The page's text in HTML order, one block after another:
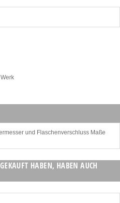
und Flaschenverschluss Maße
HABEN, HABEN AUCH